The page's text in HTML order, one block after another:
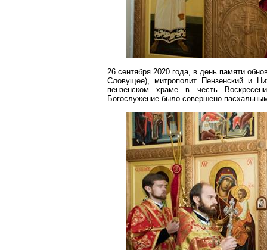
26 сентября 2020 года, в день памяти
Словущее), митрополит Пензенский и
пензенском храме в честь
Богослужение было совершено